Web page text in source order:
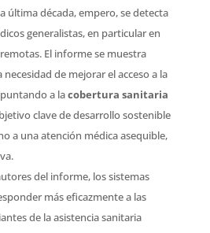
última década, empero, se detecta
generalistas, en particular en
El informe se muestra
de mejorar el acceso a la
a lacobertura sanitaria
clave de desarrollo sostenible
a una atención médica asequible,
del informe, los sistemas
más eficazmente a las
de la asistencia sanitaria